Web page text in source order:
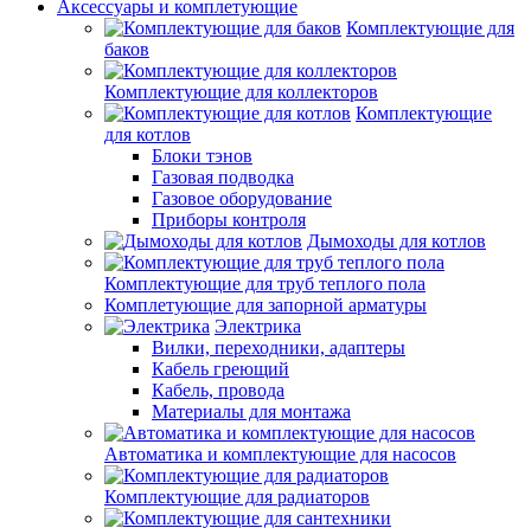
Аксессуары и комплетующие
Комплектующие для
баков
Комплектующие для коллекторов
Комплектующие
для котлов
Блоки тэнов
Газовая подводка
Газовое оборудование
Приборы контроля
Дымоходы для котлов
Комплектующие для труб теплого пола
Комплетующие для запорной арматуры
Электрика
Вилки, переходники, адаптеры
Кабель греющий
Кабель, провода
Материалы для монтажа
Автоматика и комплектующие для насосов
Комплектующие для радиаторов